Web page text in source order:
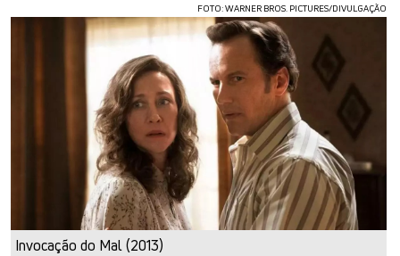
FOTO: WARNER BROS. PICTURES/DIVULGAÇÃO
Invocação do Mal (2013)